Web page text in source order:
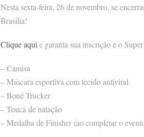
Nesta sexta-feira, 26 de novembro, se
Brasília!
Clique aquie garanta sua inscrição e o
– Camisa
– Máscara esportiva com tecido antiviral
– Boné Trucker
– Touca de natação
– Medalha de Finisher (ao completar o